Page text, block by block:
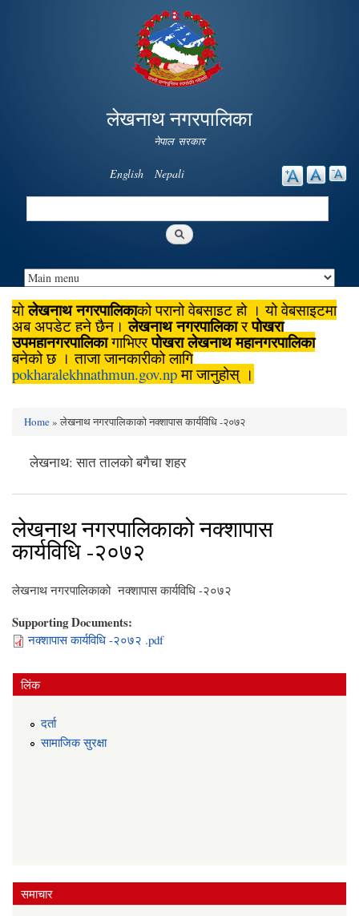
main
content
लेखनाथ नगरपालिका
नेपाल सरकार
English Nepali
Search
योलेखनाथ नगरपालिकाको पुरानो वेबसाइट हो । यो वेबसाइटमा
अब अपडेट हुने छैन।लेखनाथ नगरपालिकारपोखरा
उपमहानगरपालिकागाभिएरपोखरा लेखनाथ महानगरपालिका
बनेको छ । ताजा जानकारीको लागि
pokharalekhnathmun.gov.npमा जानुहोस् ।
Home» लेखनाथ नगरपालिकाको नक्शापास कार्यविधि -२०७२
लेखनाथ: सात तालको बगैचा शहर
लेखनाथ नगरपालिकाको नक्शापास
कार्यविधि -२०७२
लेखनाथ नगरपालिकाको नक्शापास कार्यविधि -२०७२
Supporting Documents:
नक्शापास कार्यविधि -२०७२ .pdf
लिंक
दर्ता
सामाजिक सुरक्षा
समाचार